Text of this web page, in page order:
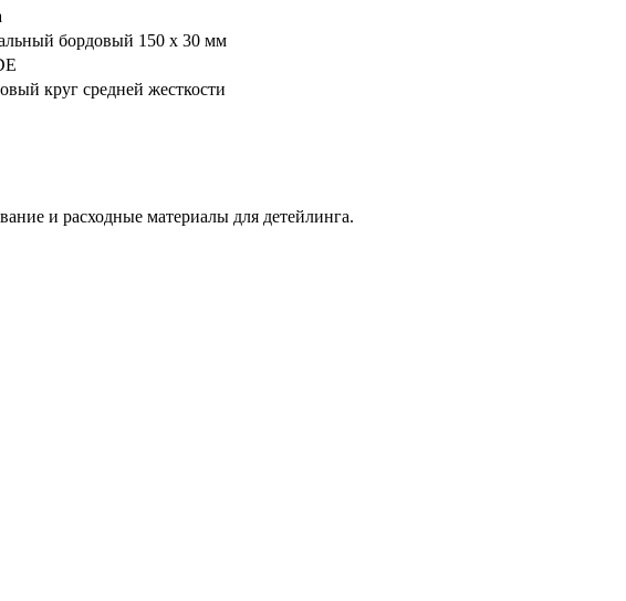
бордовый 150 х 30 мм
круг средней жесткости
и расходные материалы для детейлинга.